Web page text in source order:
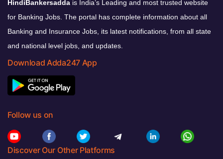
HindiBankersadda is India’s Leading and most trusted website
for Banking Jobs. The portal has complete information about all
Banking and Insurance Jobs, its latest notifications, from all state
and national level jobs, and updates.
Download Adda247 App
Follow us on
Discover Our Other Platforms